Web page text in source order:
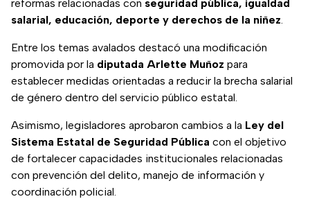
reformas relacionadas con seguridad pública, igualdad
salarial, educación, deporte y derechos de la niñez
Entre los temas avalados destacó una modificación
promovida por la diputada Arlette Muñoz para
establecer medidas orientadas a reducir la brecha salarial
de género dentro del servicio público estatal.
Asimismo, legisladores aprobaron cambios a la Ley del
Sistema Estatal de Seguridad Pública con el objetivo
de fortalecer capacidades institucionales relacionadas
con prevención del delito, manejo de información y
coordinación policial.